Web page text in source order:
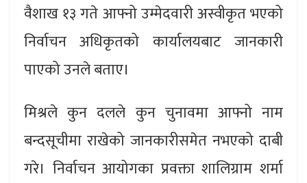
वैशाख १३ गते आफ्नो उम्मेदवारी अस्वीकृत भएको
निर्वाचन अधिकृतको कार्यालयबाट जानकारी
पाएको उनले बताए।
मिश्रले कुन दलले कुन चुनावमा आफ्नो नाम
बन्दसूचीमा राखेको जानकारीसमेत नभएको दाबी
गरे। निर्वाचन आयोगका प्रवक्ता शालिग्राम शर्मा